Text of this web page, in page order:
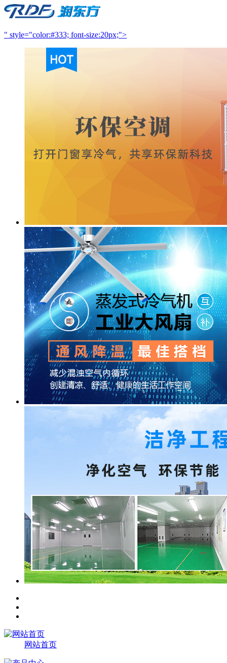
" style="color:#333; font-size:20px;">
网站首页